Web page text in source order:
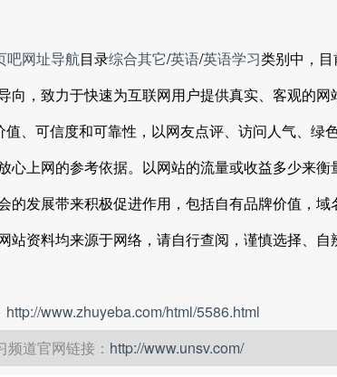
吧网址导航目录综合其它/英语/英语学习类别中，
向，致力于快速为互联网用户提供真实、客观的网
值、可信度和可靠性，以网友点评、访问人气、绿
心上网的参考依据。以网站的流量或收益多少来衡
的发展带来积极促进作用，包括自有品牌价值，域
站资料均来源于网络，请自行查阅，谨慎选择、自
http://www.zhuyeba.com/html/5586.html
频道官网链接： http://www.unsv.com/